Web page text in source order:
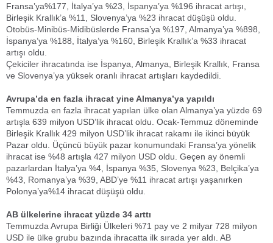
Fransa’ya%177, İtalya’ya %23, İspanya’ya %196 ihracat artışı,
Birleşik Krallık’a %11, Slovenya’ya %23 ihracat düşüşü oldu.
Otobüs-Minibüs-Midibüslerde Fransa’ya %197, Almanya’ya %898,
İspanya’ya %188, İtalya’ya %160, Birleşik Krallık’a %33 ihracat
artışı oldu.
Çekiciler ihracatında ise İspanya, Almanya, Birleşik Krallık, Fransa
ve Slovenya’ya yüksek oranlı ihracat artışları kaydedildi.
Avrupa’da en fazla ihracat yine Almanya’ya yapıldı
Temmuzda en fazla ihracat yapılan ülke olan Almanya’ya yüzde 69
artışla 639 milyon USD’lik ihracat oldu. Ocak-Temmuz döneminde
Birleşik Krallık 429 milyon USD’lik ihracat rakamı ile ikinci büyük
Pazar oldu. Üçüncü büyük pazar konumundaki Fransa’ya yönelik
ihracat ise %48 artışla 427 milyon USD oldu. Geçen ay önemli
pazarlardan İtalya’ya %4, İspanya %35, Slovenya %23, Belçika’ya
%43, Romanya’ya %39, ABD’ye %11 ihracat artışı yaşanırken
Polonya’ya%14 ihracat düşüşü oldu.
AB ülkelerine ihracat yüzde 34 arttı
Temmuzda Avrupa Birliği Ülkeleri %71 pay ve 2 milyar 728 milyon
USD ile ülke grubu bazında ihracatta ilk sırada yer aldı. AB